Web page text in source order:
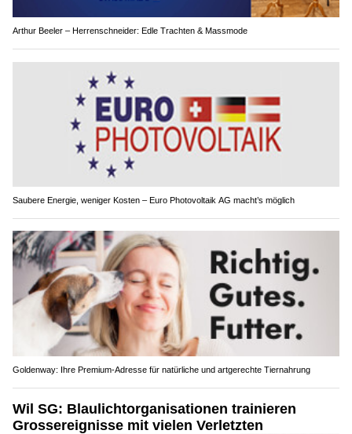
Arthur Beeler – Herrenschneider: Edle Trachten & Massmode
Saubere Energie, weniger Kosten – Euro Photovoltaik AG macht’s möglich
Goldenway: Ihre Premium-Adresse für natürliche und artgerechte Tiernahrung
Wil SG: Blaulichtorganisationen trainieren
Grossereignisse mit vielen Verletzten